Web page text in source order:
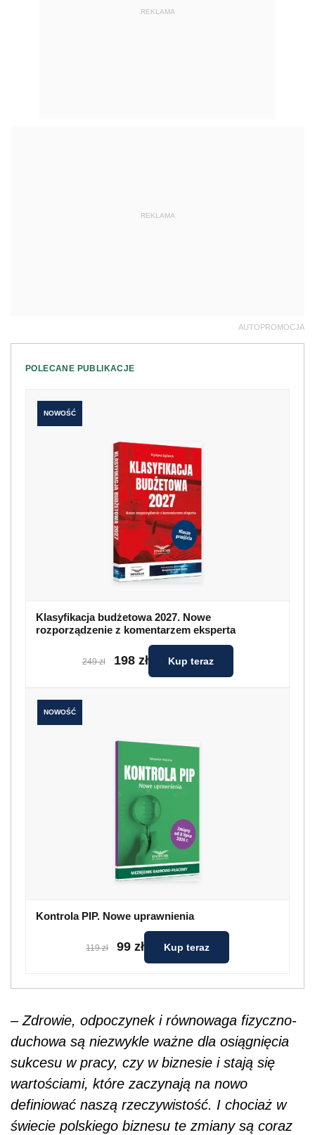
REKLAMA
REKLAMA
AUTOPROMOCJA
POLECANE PUBLIKACJE
NOWOŚĆ
Klasyfikacja budżetowa 2027. Nowe
rozporządzenie z komentarzem eksperta
249 zł 198 zł Kup teraz
NOWOŚĆ
Kontrola PIP. Nowe uprawnienia
119 zł 99 zł Kup teraz
– Zdrowie, odpoczynek i równowaga fizyczno-
duchowa są niezwykle ważne dla osiągnięcia
sukcesu w pracy, czy w biznesie i stają się
wartościami, które zaczynają na nowo
definiować naszą rzeczywistość. I chociaż w
świecie polskiego biznesu te zmiany są coraz